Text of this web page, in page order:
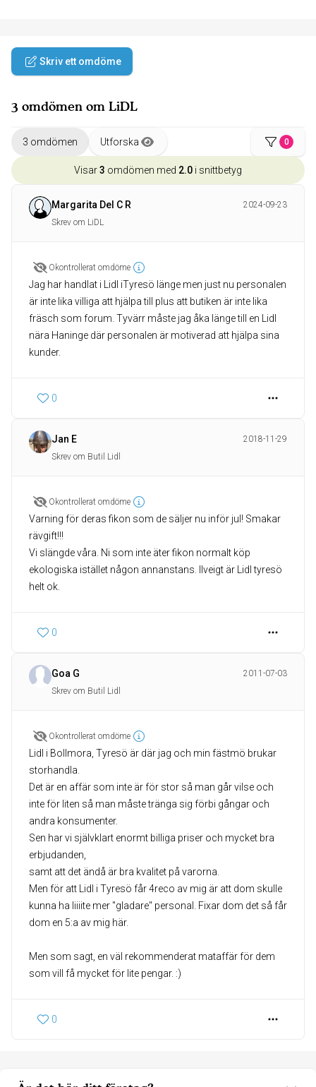
Skriv ett omdöme
3 omdömen om LiDL
3 omdömen Utforska 0
Visar3 omdömen med 2.0 i snittbetyg
Margarita Del C R
2024-09-23
Skrev om LiDL
Okontrollerat omdöme
Jag har handlat i Lidl iTyresö länge men just nu personalen
är inte lika villiga att hjälpa till plus att butiken är inte lika
fräsch som forum. Tyvärr måste jag åka länge till en Lidl
nära Haninge där personalen är motiverad att hjälpa sina
kunder.
0
Jan E
2018-11-29
Skrev om Butil Lidl
Okontrollerat omdöme
Varning för deras fikon som de säljer nu inför jul! Smakar
rävgift!!!
Vi slängde våra. Ni som inte äter fikon normalt köp
ekologiska istället någon annanstans. Ilveigt är Lidl tyresö
helt ok.
0
Goa G
2011-07-03
Skrev om Butil Lidl
Okontrollerat omdöme
Lidl i Bollmora, Tyresö är där jag och min fästmö brukar
storhandla.
Det är en affär som inte är för stor så man går vilse och
inte för liten så man måste tränga sig förbi gångar och
andra konsumenter.
Sen har vi självklart enormt billiga priser och mycket bra
erbjudanden,
samt att det ändå är bra kvalitet på varorna.
Men för att Lidl i Tyresö får 4reco av mig är att dom skulle
kunna ha liiiite mer "gladare" personal. Fixar dom det så får
dom en 5:a av mig här.
Men som sagt, en väl rekommenderat mataffär för dem
som vill få mycket för lite pengar. :)
0